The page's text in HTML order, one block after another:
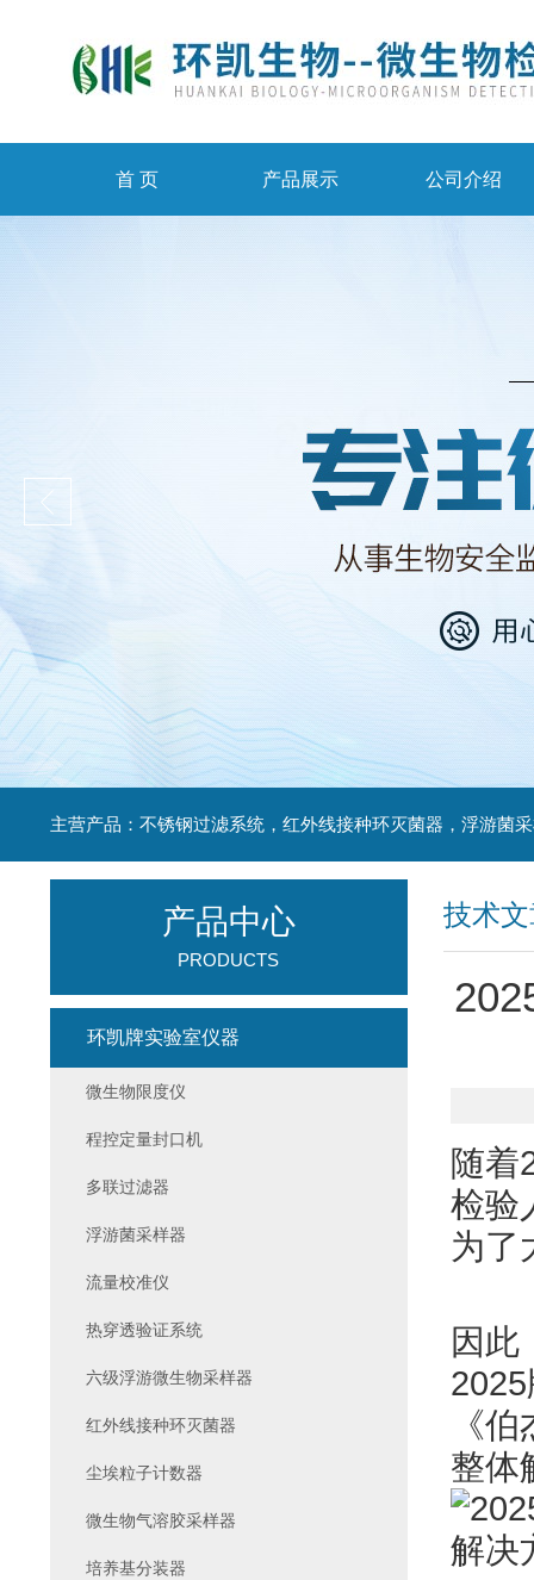
首 页 产品展示 公司介绍
技术
随着
检验
为了
因此
《伯
整体
产品中心
PRODUCTS
环凯牌实验室仪器
微生物限度仪
程控定量封口机
多联过滤器
浮游菌采样器
流量校准仪
热穿透验证系统
六级浮游微生物采样器
红外线接种环灭菌器
尘埃粒子计数器
微生物气溶胶采样器
培养基分装器